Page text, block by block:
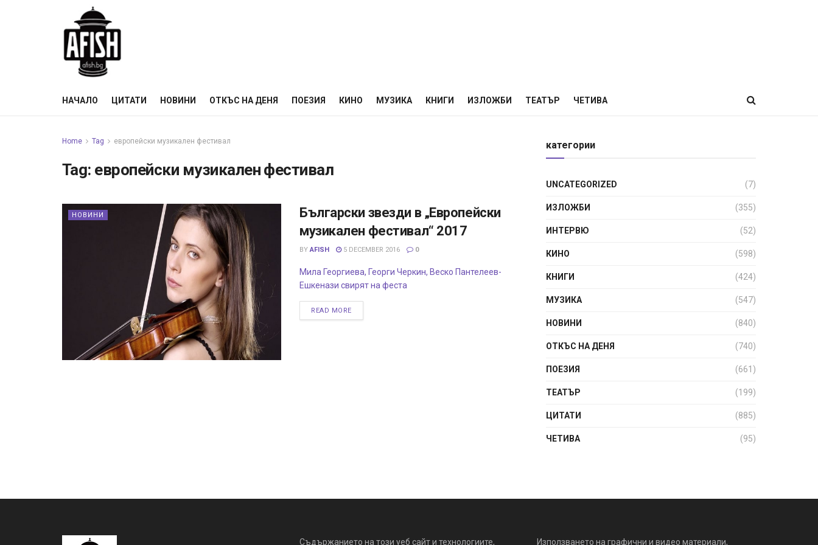
НАЧАЛО ЦИТАТИ НОВИНИ ОТКЪС НА ДЕНЯ ПОЕЗИЯ КИНО МУЗИКА КНИГИ ИЗЛОЖБИ ТЕАТЪР ЧЕТИВА
Home Tag европейски музикален фестивал
Tag: европейски музикален фестивал
НОВИНИ
Български звезди в „Европейски
музикален фестивал“ 2017
BY AFISH 5 DECEMBER 2016 0
Мила Георгиева, Георги Черкин, Веско Пантелеев-
Ешкенази свирят на феста
READ MORE
категории
UNCATEGORIZED (7)
ИЗЛОЖБИ (355)
ИНТЕРВЮ (52)
КИНО (598)
КНИГИ (424)
МУЗИКА (547)
НОВИНИ (840)
ОТКЪС НА ДЕНЯ (740)
ПОЕЗИЯ (661)
ТЕАТЪР (199)
ЦИТАТИ (885)
ЧЕТИВА (95)
Съдържанието на този уеб сайт и технологиите, Използването на графични и видео материали,